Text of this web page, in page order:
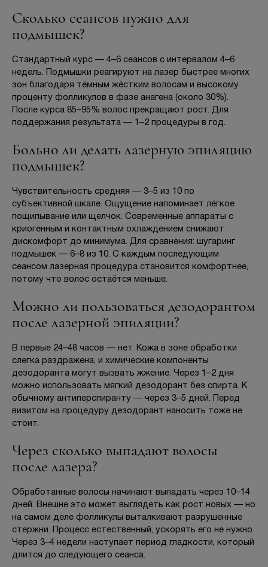
Сколько сеансов нужно для
подмышек?
Стандартный курс — 4–6 сеансов с интервалом 4–6
недель. Подмышки реагируют на лазер быстрее многих
зон благодаря тёмным жёстким волосам и высокому
проценту фолликулов в фазе анагена (около 30%).
После курса 85–95% волос прекращают рост. Для
поддержания результата — 1–2 процедуры в год.
Больно ли делать лазерную эпиляцию
подмышек?
Чувствительность средняя — 3–5 из 10 по
субъективной шкале. Ощущение напоминает лёгкое
пощипывание или щелчок. Современные аппараты с
криогенным и контактным охлаждением снижают
дискомфорт до минимума. Для сравнения: шугаринг
подмышек — 6–8 из 10. С каждым последующим
сеансом лазерная процедура становится комфортнее,
потому что волос остаётся меньше.
Можно ли пользоваться дезодорантом
после лазерной эпиляции?
В первые 24–48 часов — нет. Кожа в зоне обработки
слегка раздражена, и химические компоненты
дезодоранта могут вызвать жжение. Через 1–2 дня
можно использовать мягкий дезодорант без спирта. К
обычному антиперспиранту — через 3–5 дней. Перед
визитом на процедуру дезодорант наносить тоже не
стоит.
Через сколько выпадают волосы
после лазера?
Обработанные волосы начинают выпадать через 10–14
дней. Внешне это может выглядеть как рост новых — но
на самом деле фолликулы выталкивают разрушенные
стержни. Процесс естественный, ускорять его не нужно.
Через 3–4 недели наступает период гладкости, который
длится до следующего сеанса.